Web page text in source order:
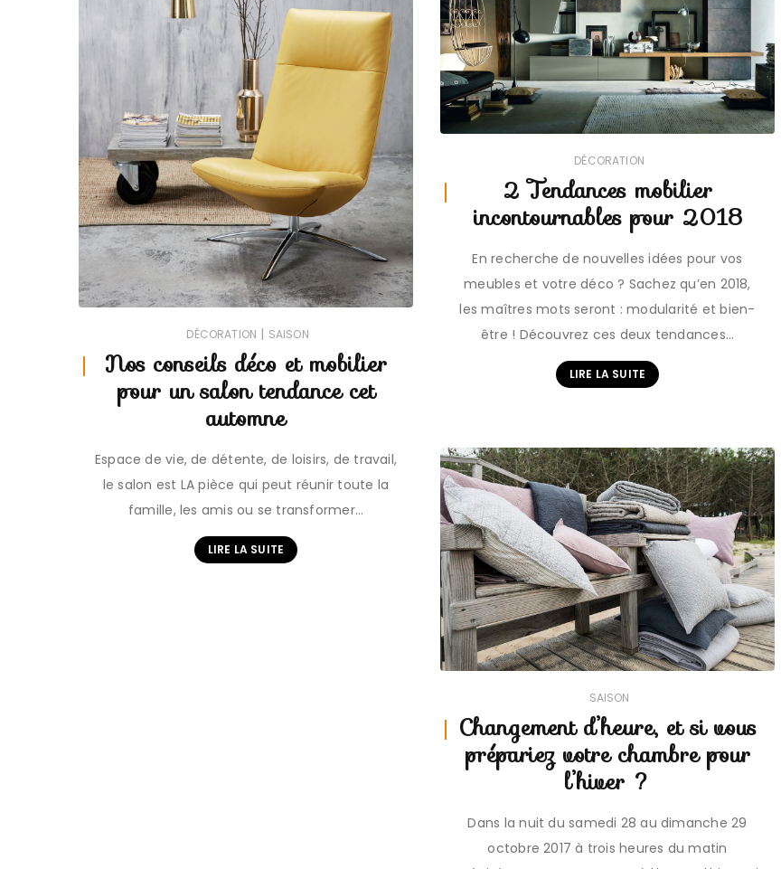
DÉCORATION | SAISON
Nos conseils déco et mobilier
pour un salon tendance cet
automne
Espace de vie, de détente, de loisirs, de travail,
le salon est LA pièce qui peut réunir toute la
famille, les amis ou se transformer…
LIRE LA SUITE
DÉCORATION
2 Tendances mobilier
incontournables pour 2018
En recherche de nouvelles idées pour vos
meubles et votre déco ? Sachez qu’en 2018,
les maîtres mots seront : modularité et bien-
être ! Découvrez ces deux tendances…
LIRE LA SUITE
SAISON
Changement d’heure, et si vous
prépariez votre chambre pour
l’hiver ?
Dans la nuit du samedi 28 au dimanche 29
octobre 2017 à trois heures du matin